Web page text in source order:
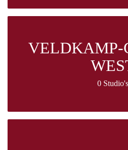
VELDKAMP-
0 Studio's